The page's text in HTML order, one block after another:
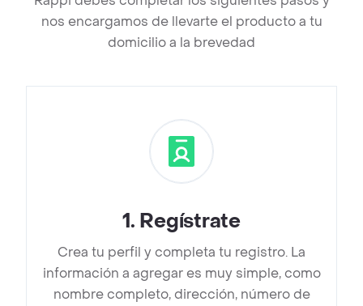
nos encargamos de llevarte el producto a tu
domicilio a la brevedad
1. Regístrate
Crea tu perfil y completa tu registro. La
información a agregar es muy simple, como
nombre completo, dirección, número de